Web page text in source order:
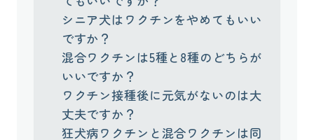
シニア犬はワクチンをやめてもいい
ですか？
混合ワクチンは5種と8種のどちらが
いいですか？
ワクチン接種後に元気がないのは大
丈夫ですか？
狂犬病ワクチンと混合ワクチンは同